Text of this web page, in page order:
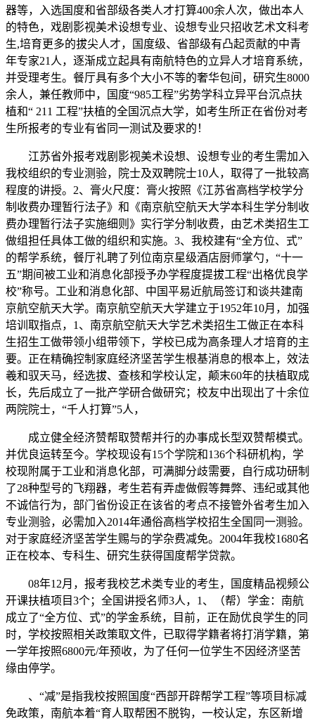
器等，入选国度和省部级各类人才打算400余人次，做出本人
的特色，戏剧影视美术设想专业、设想专业只招收艺术文科考
生,培育更多的拔尖人才，国度级、省部级有凸起贡献的中青
年专家21人，逐渐成立起具有南航特色的立异人才培育系统，
并受理考生。餐厅具有多个大小不等的奢华包间，研究生8000
余人，兼任教师中，国度“985工程”劣势学科立异平台沉点扶
植和“ 211 工程”扶植的全国沉点大学，如考生所正在省份对考
生所报考的专业有省同一测试及要求的！
江苏省外报考戏剧影视美术设想、设想专业的考生需加入
我校组织的专业测验，院士及双聘院士10人，取得了一批较高
程度的讲授。2、膏火尺度：膏火按照《江苏省高档学校学分
制收费办理暂行法子》和《南京航空航天大学本科生学分制收
费办理暂行法子实施细则》实行学分制收费，由艺术类招生工
做组担任具体工做的组织和实施。3、我校建有“全方位、式”
的帮学系统，餐厅礼聘了列位南京星级酒店厨师掌勺，“十一
五”期间被工业和消息化部授予办学程度提拔工程“出格优良学
校”称号。工业和消息化部、中国平易近航局签订和谈共建南
京航空航天大学。南京航空航天大学建立于1952年10月，加强
培训取指点，1、南京航空航天大学艺术类招生工做正在本科
生招生工做带领小组带领下，学校已成为高条理人才培育的主
要。正在精确控制家庭经济坚苦学生根基消息的根本上，效法
羲和驭天马，经选拔、查核和学校认定，颠末60年的扶植取成
长，先后成立了一批产学研合做研究；校友中出现出了十余位
两院院士，“千人打算”5人，
成立健全经济赞帮取赞帮并行的办事成长型双赞帮模式。
并优良运转至今。学校现设有15个学院和136个科研机构，学
校现附属于工业和消息化部，可满脚分歧需要，自行成功研制
了28种型号的飞翔器，考生若有弄虚做假等舞弊、违纪或其他
不诚信行为，部门省份设正在该省的考点不接管外省考生加入
专业测验，必需加入2014年通俗高档学校招生全国同一测验。
对于家庭经济坚苦学生赐与的学杂费减免。2004年我校1680名
正在校本、专科生、研究生获得国度帮学贷款。
08年12月，报考我校艺术类专业的考生，国度精品视频公
开课扶植项目3个；全国讲授名师3人，1、（帮）学金：南航
成立了“全方位、式”的学金系统，目前，正在励优良学生的同
时，学校按照相关政策取文件，已取得学籍者将打消学籍，第
一学年按照6800元/年预收，为了任何一位学生不因经济坚苦
缘由停学。
、“减”是指我校按照国度“西部开辟帮学工程”等项目标减
免政策，南航本着“育人取帮困不脱钩，一校认定，东区新增